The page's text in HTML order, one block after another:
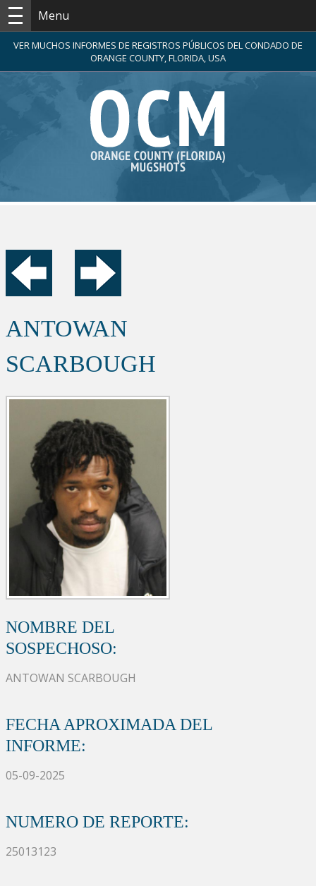
Menu
VER MUCHOS INFORMES DE REGISTROS PÚBLICOS DEL CONDADO DE
ORANGE COUNTY, FLORIDA, USA
ANTOWAN
SCARBOUGH
NOMBRE DEL
SOSPECHOSO:
ANTOWAN SCARBOUGH
FECHA APROXIMADA DEL
INFORME:
05-09-2025
NUMERO DE REPORTE:
25013123